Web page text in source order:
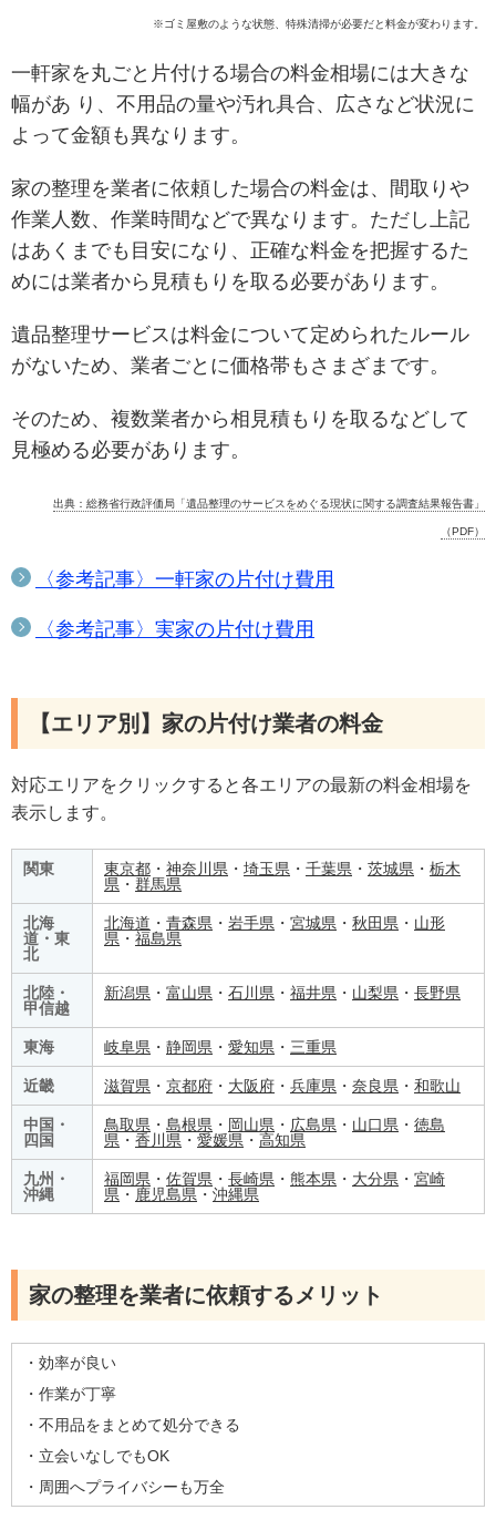
※ゴミ屋敷のような状態、特殊清掃が必要だと料金が変わります。
一軒家を丸ごと片付ける場合の料金相場には大きな
幅があ り、不用品の量や汚れ具合、広さなど状況に
よって金額も異なります。
家の整理を業者に依頼した場合の料金は、間取りや
作業人数、作業時間などで異なります。ただし上記
はあくまでも目安になり、正確な料金を把握するた
めには業者から見積もりを取る必要があります。
遺品整理サービスは料金について定められたルール
がないため、業者ごとに価格帯もさまざまです。
そのため、複数業者から相見積もりを取るなどして
見極める必要があります。
出典：総務省行政評価局「遺品整理のサービスをめぐる現状に関する調査結果報告書」
（PDF）
〈参考記事〉一軒家の片付け費用
〈参考記事〉実家の片付け費用
【エリア別】家の片付け業者の料金
対応エリアをクリックすると各エリアの最新の料金相場を
表示します。
関東 東京都 ・ 神奈川県 ・ 埼玉県 ・ 千葉県 ・ 茨城県 ・ 栃木
県 ・ 群馬県
北海
道・東
北
北海道 ・ 青森県 ・ 岩手県 ・ 宮城県 ・ 秋田県 ・ 山形
県 ・ 福島県
北陸・
甲信越
新潟県 ・ 富山県 ・ 石川県 ・ 福井県 ・ 山梨県 ・ 長野県
東海 岐阜県 ・ 静岡県 ・ 愛知県 ・ 三重県
近畿 滋賀県 ・ 京都府 ・ 大阪府 ・ 兵庫県 ・ 奈良県 ・ 和歌山
中国・
四国
鳥取県 ・ 島根県 ・ 岡山県 ・ 広島県 ・ 山口県 ・ 徳島
県 ・ 香川県 ・ 愛媛県 ・ 高知県
九州・
沖縄
福岡県 ・ 佐賀県 ・ 長崎県 ・ 熊本県 ・ 大分県 ・ 宮崎
県 ・ 鹿児島県 ・ 沖縄県
家の整理を業者に依頼するメリット
・効率が良い
・作業が丁寧
・不用品をまとめて処分できる
・立会いなしでもOK
・周囲へプライバシーも万全